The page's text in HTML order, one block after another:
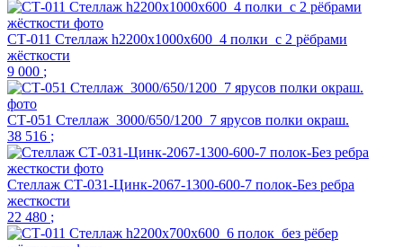
СТ-011 Стеллаж h2200х1000х600_4 полки_с 2 рёбрами
жёсткости
9 000 ;
СТ-051 Стеллаж_3000/650/1200_7 ярусов полки окраш.
38 516 ;
Стеллаж СТ-031-Цинк-2067-1300-600-7 полок-Без ребра
жесткости
22 480 ;